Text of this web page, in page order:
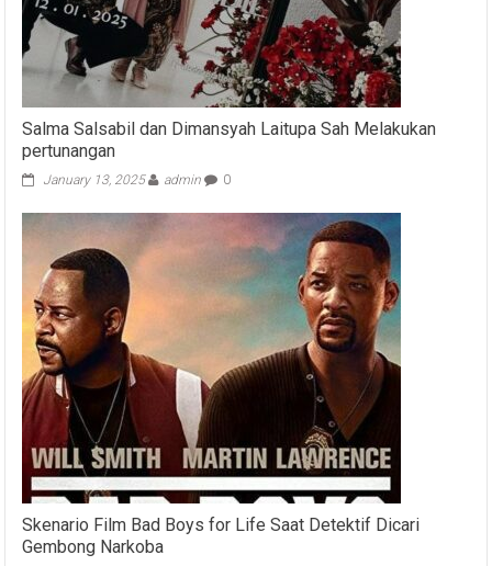
Salma Salsabil dan Dimansyah Laitupa Sah Melakukan
pertunangan
January 13, 2025 admin 0
Skenario Film Bad Boys for Life Saat Detektif Dicari
Gembong Narkoba